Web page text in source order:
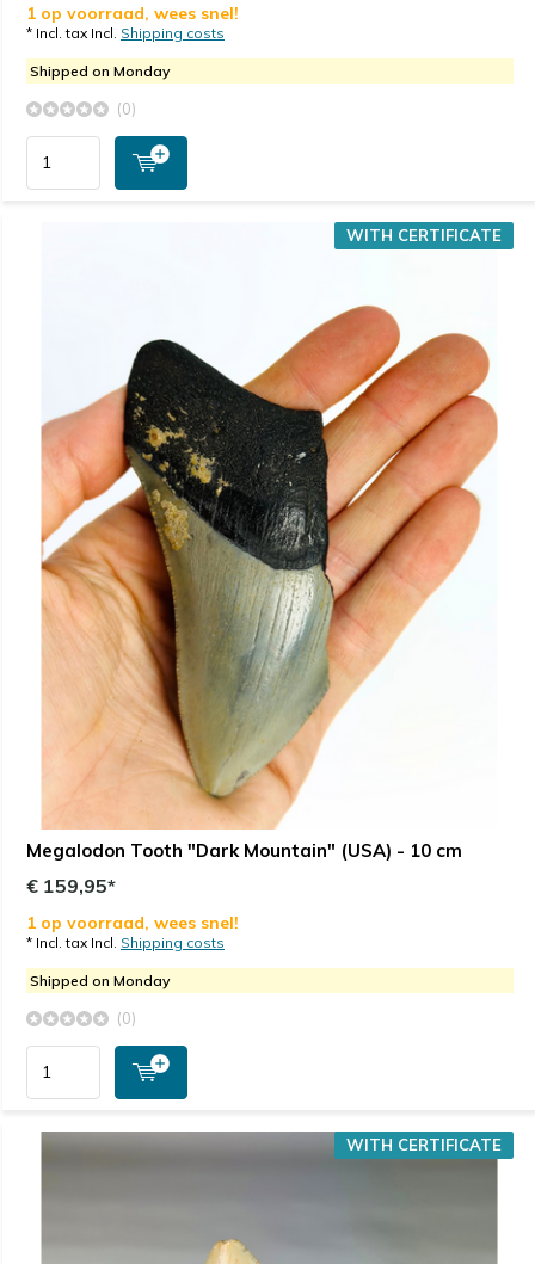
1 op voorraad, wees snel!
* Incl. tax Incl. Shipping costs
Shipped on Monday
(0)
Megalodon Tooth "Dark Mountain" (USA) - 10 cm
WITH CERTIFICATE
€ 159,95*
1 op voorraad, wees snel!
* Incl. tax Incl. Shipping costs
Shipped on Monday
(0)
WITH CERTIFICATE